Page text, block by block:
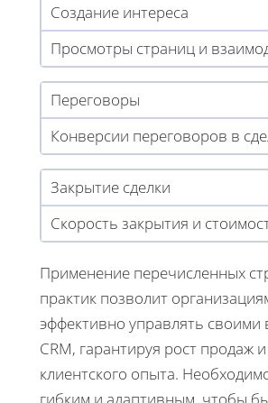
Создание интереса
Просмотры страниц и
Переговоры
Конверсии переговоров в
Закрытие сделки
Скорость закрытия и
Применение перечисленных
практик позволит
эффективно управлять своими
CRM, гарантируя рост продаж
клиентского опыта.
гибким и адаптивным, чтобы